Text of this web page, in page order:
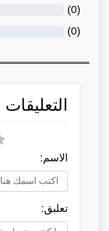
(
0
)
(
0
)
التعليقات
الاسم:
تعلبق: